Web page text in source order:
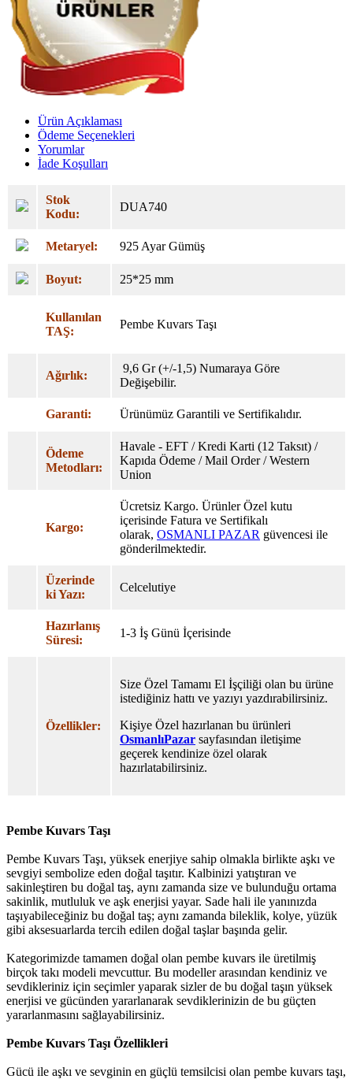
Ürün Açıklaması
Ödeme Seçenekleri
Yorumlar
İade Koşulları
Stok
Kodu:
DUA740
Metaryel: 925 Ayar Gümüş
Boyut: 25*25 mm
Kullanılan
TAŞ:
Pembe Kuvars Taşı
Ağırlık:
9,6 Gr (+/-1,5) Numaraya Göre
Değişebilir.
Garanti: Ürünümüz Garantili ve Sertifikalıdır.
Ödeme
Metodları:
Havale - EFT / Kredi Karti (12 Taksıt) /
Kapıda Ödeme / Mail Order / Western
Union
Kargo:
Ücretsiz Kargo. Ürünler Özel kutu
içerisinde Fatura ve Sertifikalı
olarak, OSMANLI PAZAR güvencesi ile
gönderilmektedir.
Üzerinde
ki Yazı:
Celcelutiye
Hazırlanış
Süresi:
1-3 İş Günü İçerisinde
Özellikler:
Size Özel Tamamı El İşçiliği olan bu ürüne
istediğiniz hattı ve yazıyı yazdırabilirsiniz.
Kişiye Özel hazırlanan bu ürünleri
OsmanlıPazar sayfasından iletişime
geçerek kendinize özel olarak
hazırlatabilirsiniz.
Pembe Kuvars Taşı
Pembe Kuvars Taşı, yüksek enerjiye sahip olmakla birlikte aşkı ve
sevgiyi sembolize eden doğal taşıtır. Kalbinizi yatıştıran ve
sakinleştiren bu doğal taş, aynı zamanda size ve bulunduğu ortama
sakinlik, mutluluk ve aşk enerjisi yayar. Sade hali ile yanınızda
taşıyabileceğiniz bu doğal taş; aynı zamanda bileklik, kolye, yüzük
gibi aksesuarlarda tercih edilen doğal taşlar başında gelir.
Kategorimizde tamamen doğal olan pembe kuvars ile üretilmiş
birçok takı modeli mevcuttur. Bu modeller arasından kendiniz ve
sevdikleriniz için seçimler yaparak sizler de bu doğal taşın yüksek
enerjisi ve gücünden yararlanarak sevdiklerinizin de bu güçten
yararlanmasını sağlayabilirsiniz.
Pembe Kuvars Taşı Özellikleri
Gücü ile aşkı ve sevginin en güçlü temsilcisi olan pembe kuvars taşı,